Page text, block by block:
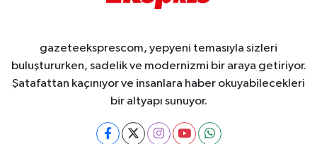
gazeteeksprescom, yepyeni temasıyla sizleri
buluştururken, sadelik ve modernizmi bir araya getiriyor.
Şatafattan kaçınıyor ve insanlara haber okuyabilecekleri
bir altyapı sunuyor.